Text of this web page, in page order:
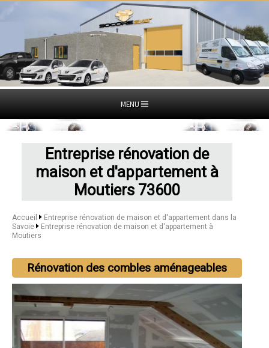
MENU
Entreprise rénovation de
maison et d'appartement à
Moutiers 73600
Accueil
Entreprise rénovation de maison et d'appartement dans la
Savoie
Entreprise rénovation de maison et d'appartement à
Moutiers
Rénovation des combles aménageables